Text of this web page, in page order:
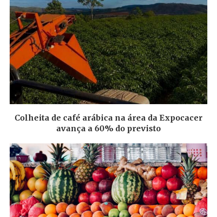
Colheita de café arábica na área da Expocacer
avança a 60% do previsto